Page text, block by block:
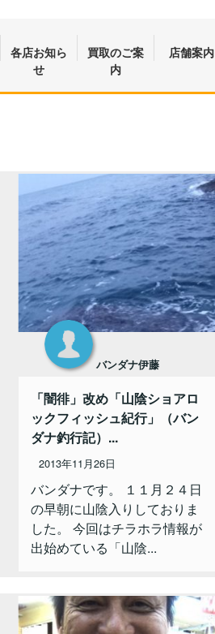
各店お知ら
せ
買取のご案
内
店舗案内
バンダナ伊藤
「闇徘」改め「山陰ショアロ
ックフィッシュ紀行」（バン
ダナ釣行記）...
2013年11月26日
バンダナです。 １１月２４日
の早朝に山陰入りしておりま
した。 今回はチラホラ情報が
出始めている「山陰...